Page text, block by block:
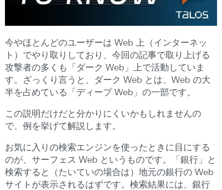
今やほとんどのユーザーは Web 上（インターネッ
ト）でやり取りしており、今回の記事で取り上げる
攻撃者の多くも「ダーク Web」上で活動していま
す。ざっくり言うと、ダーク Web とは、Web の大
半を占めている「ディープ Web」の一部です。
この説明だけだと分かりにくいかもしれませんの
で、例を挙げて解説します。
お気に入りの検索エンジンを使ったときに目にする
のが、サーフェス Web というものです。「銀行」と
検索すると（たいていの場合は）地元の銀行の Web
サイトが表示されるはずです。検索結果には、銀行